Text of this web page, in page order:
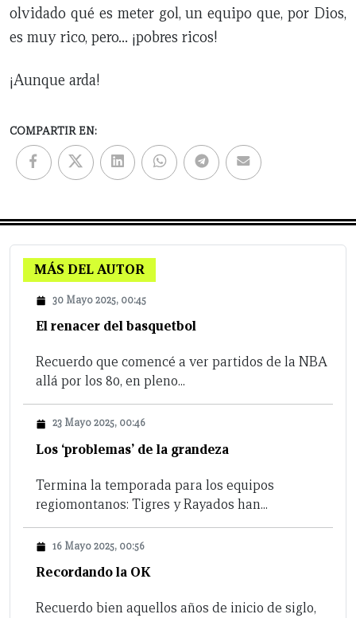
olvidado qué es meter gol, un equipo que, por Dios,
es muy rico, pero… ¡pobres ricos!
¡Aunque arda!
COMPARTIR EN:
MÁS DEL AUTOR
30 Mayo 2025, 00:45
El renacer del basquetbol
Recuerdo que comencé a ver partidos de la NBA
allá por los 80, en pleno...
23 Mayo 2025, 00:46
Los ‘problemas’ de la grandeza
Termina la temporada para los equipos
regiomontanos: Tigres y Rayados han...
16 Mayo 2025, 00:56
Recordando la OK
Recuerdo bien aquellos años de inicio de siglo,